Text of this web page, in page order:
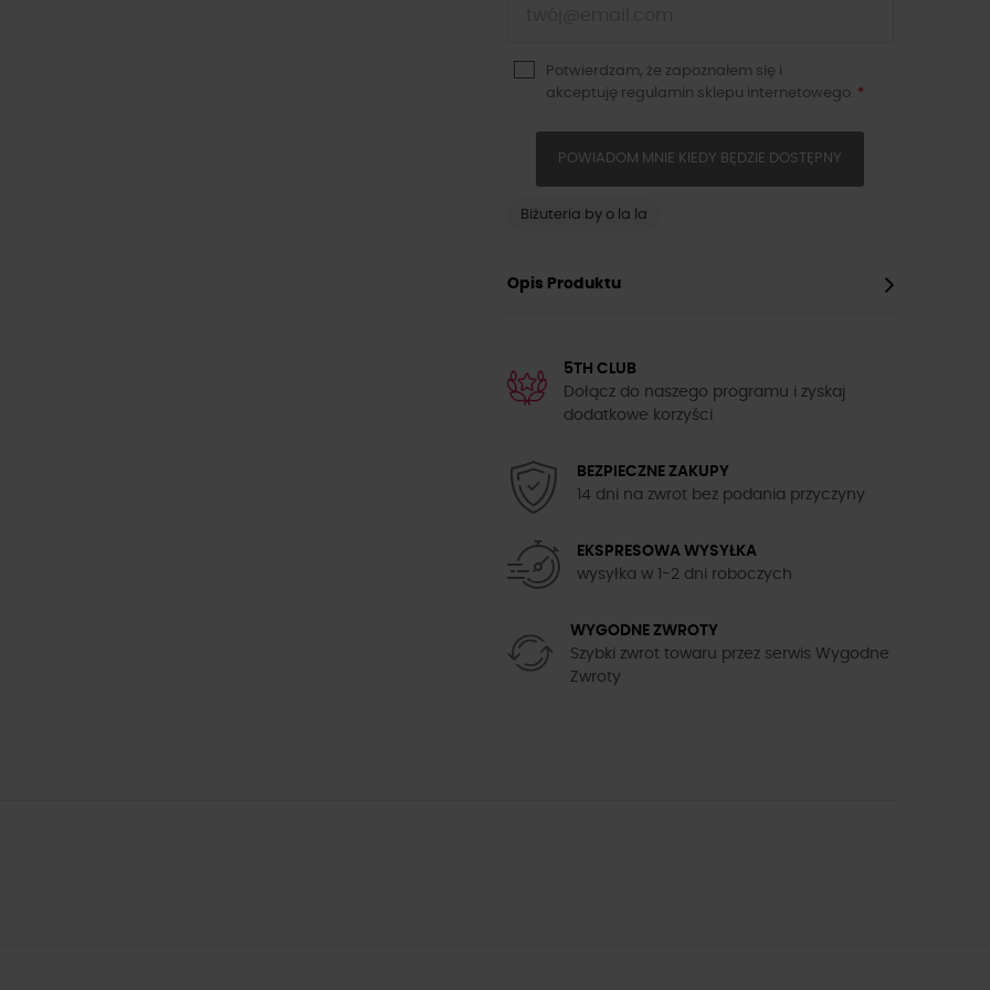
Potwierdzam, że zapoznałem się i
akceptuję regulamin sklepu internetowego. *
POWIADOM MNIE KIEDY BĘDZIE DOSTĘPNY
Biżuteria by o la la
Opis Produktu
5TH CLUB
Dołącz do naszego programu i zyskaj
dodatkowe korzyści
BEZPIECZNE ZAKUPY
14 dni na zwrot bez podania przyczyny
EKSPRESOWA WYSYŁKA
wysyłka w 1-2 dni roboczych
WYGODNE ZWROTY
Szybki zwrot towaru przez serwis Wygodne
Zwroty